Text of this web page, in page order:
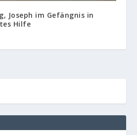
Joseph im Gefängnis in
Hilfe